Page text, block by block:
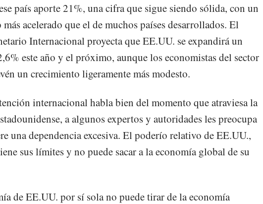
país aporte 21%, una cifra que sigue siendo sólida, con un
acelerado que el de muchos países desarrollados. El
Internacional proyecta que EE.UU. se expandirá un
este año y el próximo, aunque los economistas del sector
un crecimiento ligeramente más modesto.
internacional habla bien del momento que atraviesa la
a algunos expertos y autoridades les preocupa
una dependencia excesiva. El poderío relativo de EE.UU.,
sus límites y no puede sacar a la economía global de su
de EE.UU. por sí sola no puede tirar de la economía